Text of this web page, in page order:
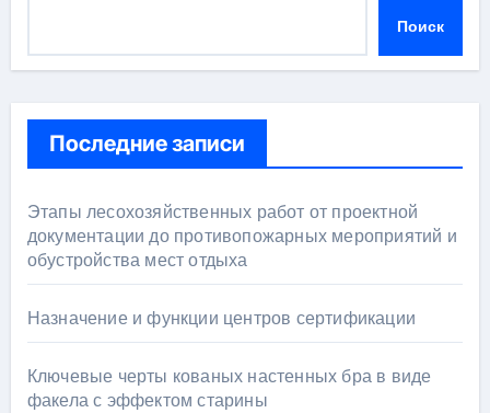
Поиск
Последние записи
Этапы лесохозяйственных работ от проектной
документации до противопожарных мероприятий и
обустройства мест отдыха
Назначение и функции центров сертификации
Ключевые черты кованых настенных бра в виде
факела с эффектом старины